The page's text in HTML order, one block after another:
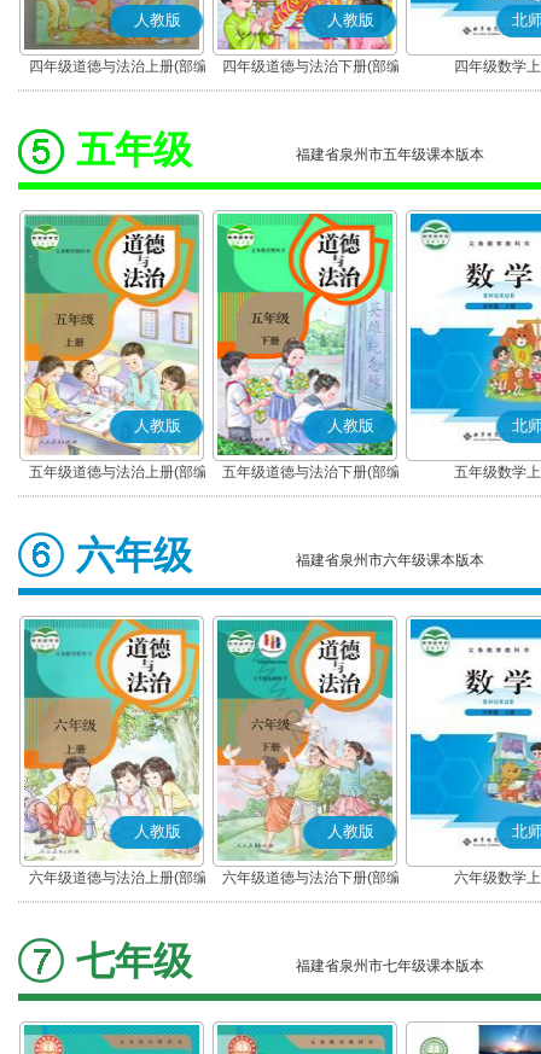
人教版
四年级道德与法治上册(部编
版)
人教版
四年级道德与法治下册(部编
版)
北
四年级数学
五年级 福建省泉州市五年级课本版本
人教版
五年级道德与法治上册(部编
版)
人教版
五年级道德与法治下册(部编
版)
北
五年级数学
六年级 福建省泉州市六年级课本版本
人教版
六年级道德与法治上册(部编
版)
人教版
六年级道德与法治下册(部编
版)
北
六年级数学
七年级 福建省泉州市七年级课本版本